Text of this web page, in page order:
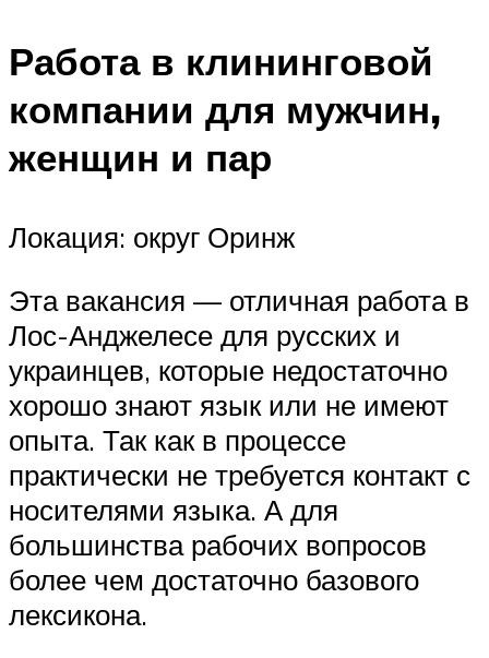
Работа в клининговой
компании для мужчин,
женщин и пар
Локация: округ Оринж
Эта вакансия — отличная работа в
Лос-Анджелесе для русских и
украинцев, которые недостаточно
хорошо знают язык или не имеют
опыта. Так как в процессе
практически не требуется контакт с
носителями языка. А для
большинства рабочих вопросов
более чем достаточно базового
лексикона.